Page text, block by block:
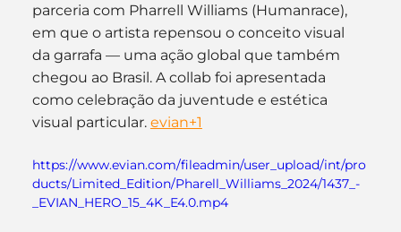
parceria com Pharrell Williams (Humanrace),
em que o artista repensou o conceito visual
da garrafa — uma ação global que também
chegou ao Brasil. A collab foi apresentada
como celebração da juventude e estética
visual particular. evian+1
https://www.evian.com/fileadmin/user_upload/int/pro
ducts/Limited_Edition/Pharell_Williams_2024/1437_-
_EVIAN_HERO_15_4K_E4.0.mp4